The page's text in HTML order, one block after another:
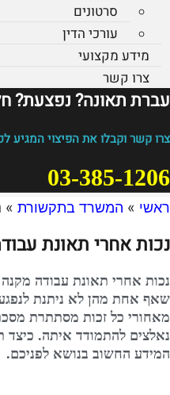
סרטונים
עורכי הדין
מידע מקצועי
צרו קשר
עברת תאונה? נפצעת?
צרו קשר וקבלו את הפיצוי המגיע
03-385-1206
ראשי » המשרד בתקשורת »
נכות אחרי תאונת
נכות אחרי תאונת עבודה מקנה
שאף אחת מהן לא ניתנת
מאחורי כל זכות מסתתרת
נאלצים להתמודד איתה. כיצד
המידע החשוב בנושא לפניכם.